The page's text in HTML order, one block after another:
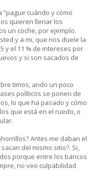
cuándo y cómo
quieren llenar los
un coche, por ejemplo.
y a mi, que nos duele la
y el 11 % de intereses por
y si son sacados de
timos, ando un poco
políticos se ponen de
lo que ha pasado y cómo
que está en el ruedo, o
Antes me daban el
del mismo sitio?. Si,
porque entre los bancos
no veo culpabilidad